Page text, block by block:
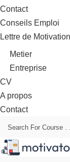
Contact
Conseils Emploi
Lettre de Motivation
Metier
Entreprise
CV
A propos
Contact